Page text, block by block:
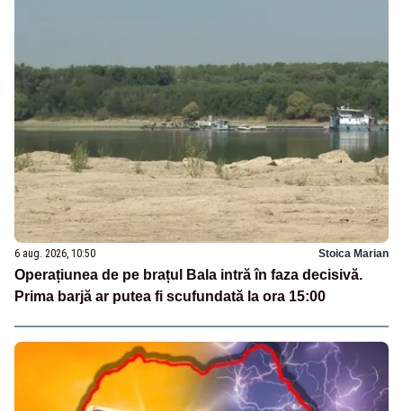
6 aug. 2026, 10:50 Stoica Marian
Operațiunea de pe brațul Bala intră în faza decisivă.
Prima barjă ar putea fi scufundată la ora 15:00